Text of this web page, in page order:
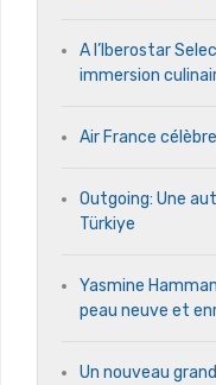
A l’Iberostar
immersion
Air France
Outgoing: Une
Türkiye
Yasmine
peau neuve et
Un nouveau